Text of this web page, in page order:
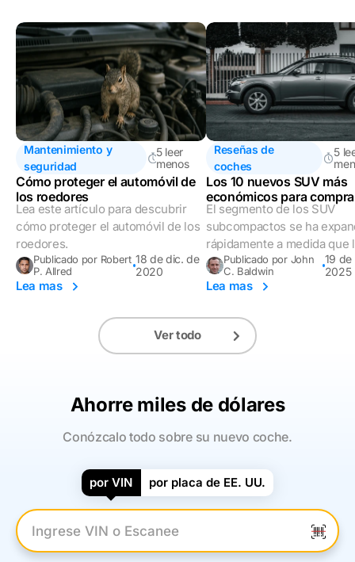
Mantenimiento y
seguridad
5 leer
menos
Cómo proteger el automóvil de
los roedores
Lea este artículo para descubrir
cómo proteger el automóvil de los
roedores.
Publicado por Robert
P. Allred
18 de dic. de
2020
Lea mas
Reseñas de
coches
5
Los 10 nuevos SUV más
económicos para
El segmento de los SUV
subcompactos se ha
rápidamente a medida que
Publicado por John
C. Baldwin
19 de
2025
Lea mas
Ver todo
Ahorre miles de dólares
Conózcalo todo sobre su nuevo coche.
por VIN por placa de EE. UU.
Introduzca el VIN